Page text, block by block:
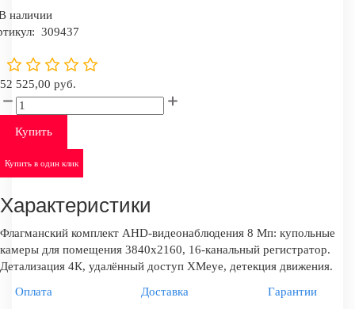
наличии
309437
52 525,00 руб.
Купить
Купить в один клик
Характеристики
Флагманский комплект AHD-видеонаблюдения 8 Мп: купольные
камеры для помещения 3840х2160, 16-канальный регистратор.
Детализация 4К, удалённый доступ XMeye, детекция движения.
Оплата
Доставка
Гарантии